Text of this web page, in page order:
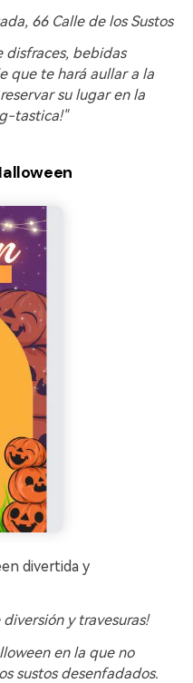
66 Calle de los Sustos
disfraces, bebidas
que te hará aullar a la
su lugar en la
tastica!"
divertida y
y travesuras!
en la que no
sustos desenfadados.